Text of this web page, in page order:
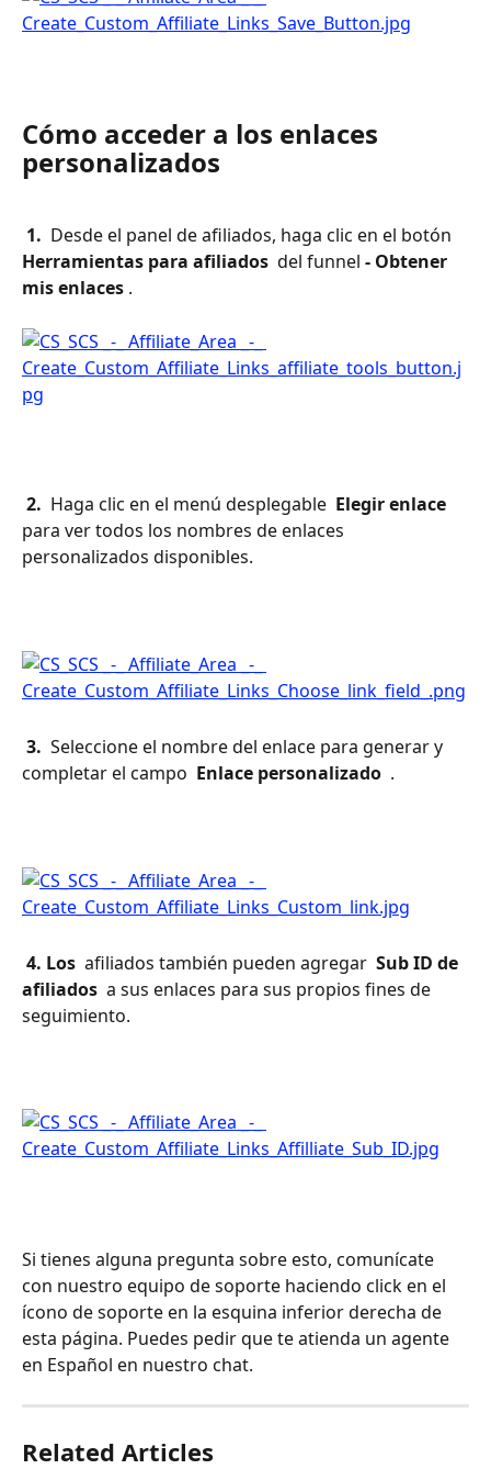
Cómo acceder a los enlaces
personalizados
1. Desde el panel de afiliados, haga clic en el botón
Herramientas para afiliados del funnel - Obtener
mis enlaces .
2. Haga clic en el menú desplegable Elegir enlace
para ver todos los nombres de enlaces
personalizados disponibles.
3. Seleccione el nombre del enlace para generar y
completar el campo Enlace personalizado .
4. Los afiliados también pueden agregar Sub ID de
afiliados a sus enlaces para sus propios fines de
seguimiento.
Si tienes alguna pregunta sobre esto, comunícate
con nuestro equipo de soporte haciendo click en el
ícono de soporte en la esquina inferior derecha de
esta página. Puedes pedir que te atienda un agente
en Español en nuestro chat.
Related Articles